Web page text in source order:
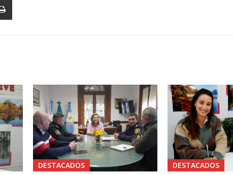
DESTACADOS
DESTACADOS